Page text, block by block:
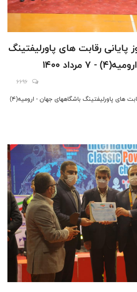
پایانی رقابت های پاورلیفتینگ
1400
6696
گزارش تصویری از روز پایانی رقابت های پاورلیفتینگ باشگاههای جهان - ارومیه(4)